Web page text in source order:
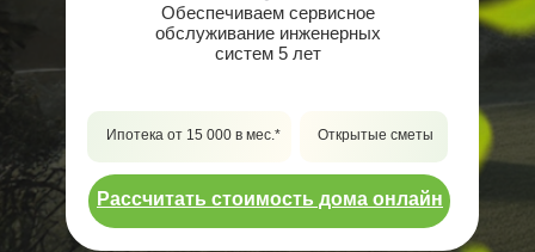
Рассчитать стоимость дома онлайн
Ипотека от 15 000 в мес.* Открытые сметы
Обеспечиваем сервисное
обслуживание инженерных
систем 5 лет